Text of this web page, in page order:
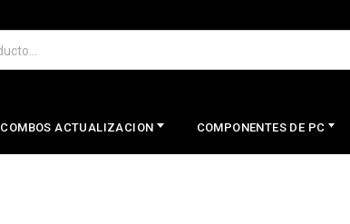
COMBOS ACTUALIZACION COMPONENTES DE PC